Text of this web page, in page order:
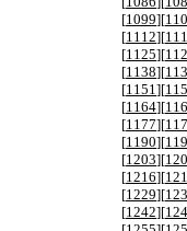
[1099][
[1112][
[1125][
[1138][
[1151 ][
[1164][
[1177][
[1190][
[1203][
[1216][
[1229][
[1242][